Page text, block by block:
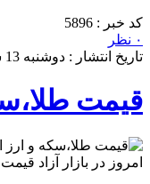
کد خبر : 5896
۰ نظر
تاریخ انتشار : دوشنبه 13 شهریور 1402 - 14:22
قیمت
امروز در بازار آزاد قیمت طلای ۱۸عیار هر گرم ۲ میلیون و ۳۶۷ هزار تومان و قیمت سکه تمام‌بهار آزادی طرح جدید